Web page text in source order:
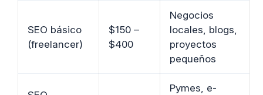
SEO básico
(freelancer)
$150 –
$400
Negocios
locales, blogs,
proyectos
pequeños
Pymes, e-